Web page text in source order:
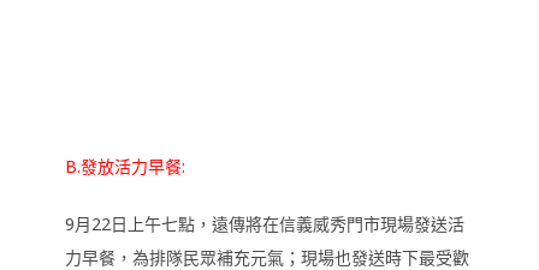
B.發放活力早餐:
9月22日上午七點，遠傳將在信義威秀門市現場發送活
力早餐，為排隊民眾補充元氣；現場也發送時下最受歡